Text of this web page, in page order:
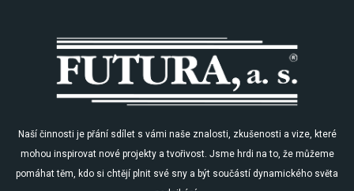
Naší činnosti je přání sdílet s vámi naše znalosti, zkušenosti a vize, které
mohou inspirovat nové projekty a tvořivost. Jsme hrdi na to, že můžeme
pomáhat těm, kdo si chtějí plnit své sny a být součástí dynamického světa